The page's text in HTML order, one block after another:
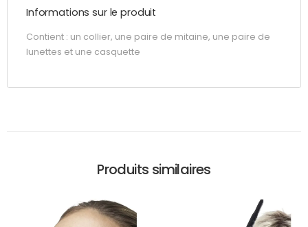
Informations sur le produit
Contient : un collier, une paire de mitaine, une paire de
lunettes et une casquette
Produits similaires